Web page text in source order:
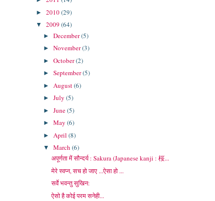
► 2010(29)
▼ 2009 (64)
►December(5)
►November(3)
►October(2)
►September(5)
► August(6)
►July(5)
►June(5)
►May(6)
► April(8)
▼March(6)
अपूर्णता में सौन्दर्य : Sakura (Japanese kanji : 桜...
मेरे स्वप्न, सच हो जाए ...ऐसा हो ...
सर्वे भवन्तु सुखिन:
ऐसो है कोई परम सनेही...